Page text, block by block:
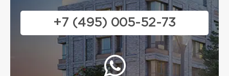
+7 (495) 005-52-73